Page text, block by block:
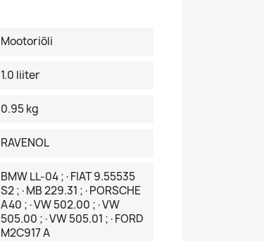
Mootoriõli
1.0 liiter
0.95 kg
RAVENOL
BMW LL-04 ;·FIAT 9.55535
S2 ;·MB 229.31 ;·PORSCHE
A40 ;·VW 502.00 ;·VW
505.00 ;·VW 505.01 ;·FORD
M2C917 A